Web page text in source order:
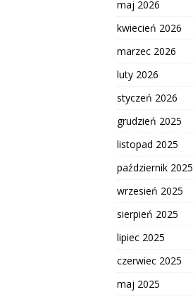
maj 2026
kwiecień 2026
marzec 2026
luty 2026
styczeń 2026
grudzień 2025
listopad 2025
październik 2025
wrzesień 2025
sierpień 2025
lipiec 2025
czerwiec 2025
maj 2025